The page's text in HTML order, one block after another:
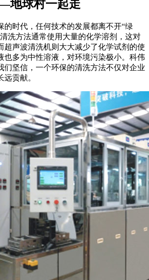
地球村一起走
的时代，任何技术的发展都离不开“绿
洗方法通常使用大量的化学溶剂，这对
超声波清洗机则大大减少了化学试剂的使
也多为中性溶液，对环境污染极小。科伟
们坚信，一个环保的清洗方法不仅对企业
贡献。